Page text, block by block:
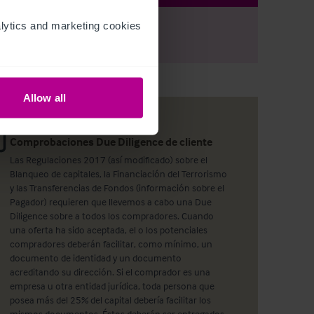
and marketing cookies
Allow all
Comprobaciones Due Diligence de cliente
Las Regulaciones 2017 (así modificado) sobre el
Blanqueo de capitales, la Financiación del Terrorismo
y las Transferencias de Fondos (información sobre el
Pagador) requieren que llevemos a cabo una Due
Diligence sobre a todos los compradores. Cuando
una oferta ha sido aceptada, el o los potenciales
compradores deberán facilitar, como mínimo, un
documento de identidad y un documento
acreditando su dirección. Si el comprador es una
empresa u otra entidad jurídica, toda persona que
posea más del 25% del capital debería facilitar los